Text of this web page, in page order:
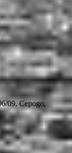
09, Cepogo,